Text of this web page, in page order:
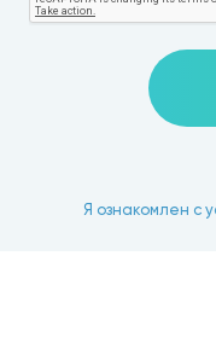
Я ознакомлен с